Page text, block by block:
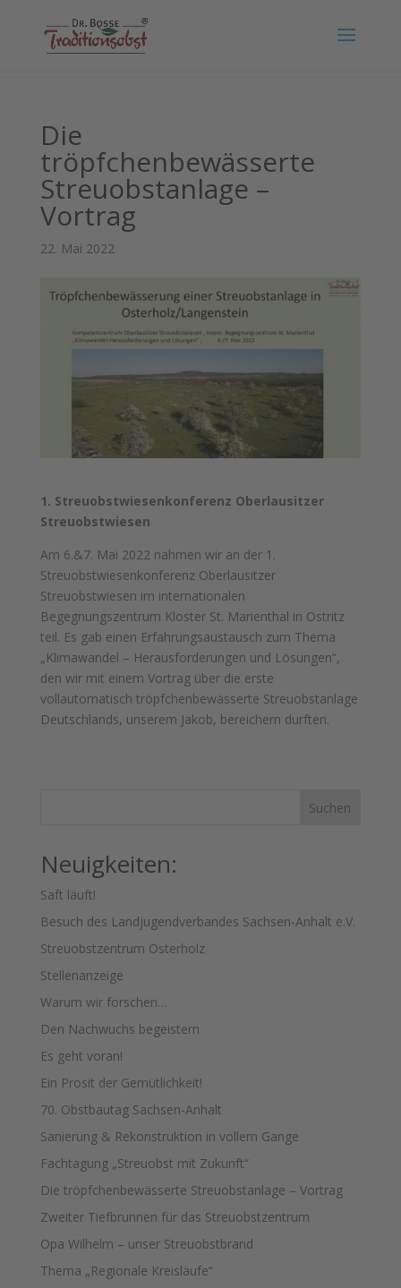
Die
tröpfchenbewässerte
Streuobstanlage –
Vortrag
22. Mai 2022
1. Streuobstwiesenkonferenz Oberlausitzer
Streuobstwiesen
Am 6.&7. Mai 2022 nahmen wir an der 1.
Streuobstwiesenkonferenz Oberlausitzer
Streuobstwiesen im internationalen
Begegnungszentrum Kloster St. Marienthal in Ostritz
teil. Es gab einen Erfahrungsaustausch zum Thema
„Klimawandel – Herausforderungen und Lösungen“,
den wir mit einem Vortrag über die erste
vollautomatisch tröpfchenbewässerte Streuobstanlage
Deutschlands, unserem Jakob, bereichern durften.
Suchen
Neuigkeiten:
Saft läuft!
Besuch des Landjugendverbandes Sachsen-Anhalt e.V.
Streuobstzentrum Osterholz
Stellenanzeige
Warum wir forschen…
Den Nachwuchs begeistern
Es geht voran!
Ein Prosit der Gemütlichkeit!
70. Obstbautag Sachsen-Anhalt
Sanierung & Rekonstruktion in vollem Gange
Fachtagung „Streuobst mit Zukunft“
Die tröpfchenbewässerte Streuobstanlage – Vortrag
Zweiter Tiefbrunnen für das Streuobstzentrum
Opa Wilhelm – unser Streuobstbrand
Thema „Regionale Kreisläufe“